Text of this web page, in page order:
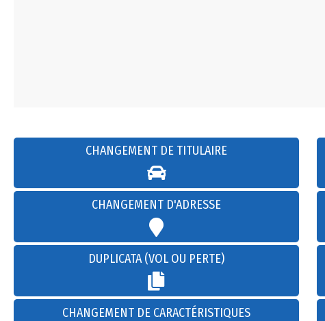
CHANGEMENT DE TITULAIRE
CHANGEMENT D'ADRESSE
DUPLICATA (VOL OU PERTE)
CHANGEMENT DE CARACTÉRISTIQUES